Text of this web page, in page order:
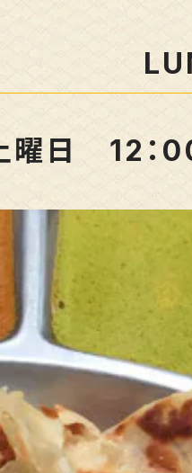
曜日 12：00